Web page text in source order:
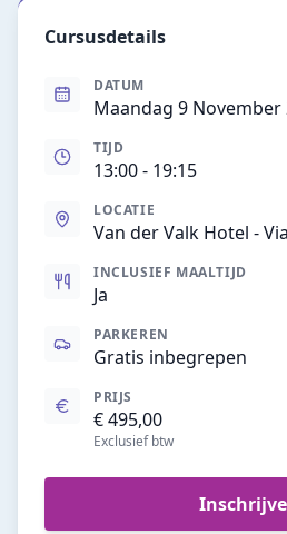
Cursusdetails
DATUM
Maandag 9 November
TIJD
13:00- 19:15
LOCATIE
Van der Valk Hotel -
INCLUSIEF MAALTIJD
Ja
PARKEREN
Gratis inbegrepen
PRIJS
€ 495,00
Exclusief btw